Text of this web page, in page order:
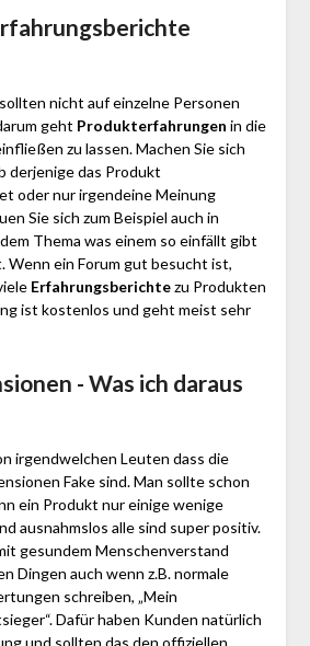
nicht auf einzelne Personen
geht Produkterfahrungen in die
zu lassen. Machen Sie sich
derjenige das Produkt
oder nur irgendeine Meinung
Sie sich zum Beispiel auch in
Thema was einem so einfällt gibt
Wenn ein Forum gut besucht ist,
Erfahrungsberichtezu Produkten
ist kostenlos und geht meist sehr
- Was ich daraus
irgendwelchen Leuten dass die
Fake sind. Man sollte schon
ein Produkt nur einige wenige
ausnahmslos alle sind super positiv.
gesundem Menschenverstand
Dingen auch wenn z.B. normale
schreiben, „Mein
Dafür haben Kunden natürlich